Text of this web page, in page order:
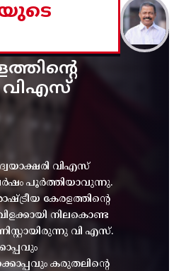
വിഎസ്
വിഎസ്
പൂർത്തിയാവുന്നു.
കേരളത്തിന്റെ
നിലകൊണ്ട
വി എസ്.
കരുതലിന്റെ